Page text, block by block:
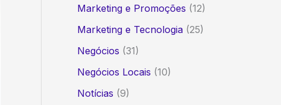
Marketing e Promoções (12)
Marketing e Tecnologia(25)
Negócios (31)
Negócios Locais (10)
Notícias (9)